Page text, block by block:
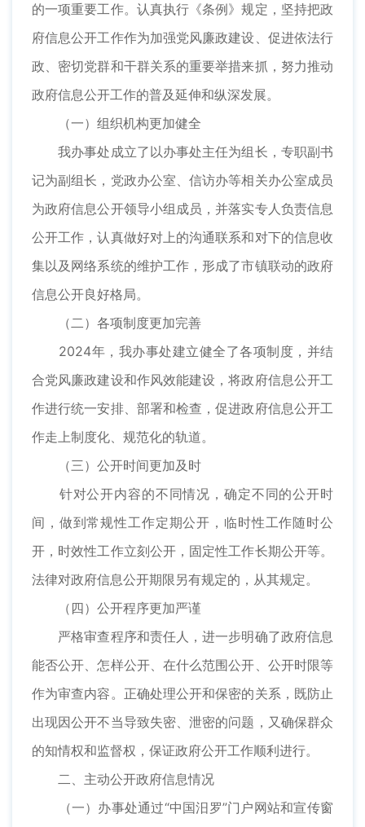
的一项重要工作。认真执行《条例》规定，坚持把政
府信息公开工作作为加强党风廉政建设、促进依法行
政、密切党群和干群关系的重要举措来抓，努力推动
政府信息公开工作的普及延伸和纵深发展。
（一）组织机构更加健全
我办事处成立了以办事处主任为组长，专职副书
记为副组长，党政办公室、信访办等相关办公室成员
为政府信息公开领导小组成员，并落实专人负责信息
公开工作，认真做好对上的沟通联系和对下的信息收
集以及网络系统的维护工作，形成了市镇联动的政府
信息公开良好格局。
（二）各项制度更加完善
2024年，我办事处建立健全了各项制度，并结
合党风廉政建设和作风效能建设，将政府信息公开工
作进行统一安排、部署和检查，促进政府信息公开工
作走上制度化、规范化的轨道。
（三）公开时间更加及时
针对公开内容的不同情况，确定不同的公开时
间，做到常规性工作定期公开，临时性工作随时公
开，时效性工作立刻公开，固定性工作长期公开等。
法律对政府信息公开期限另有规定的，从其规定。
（四）公开程序更加严谨
严格审查程序和责任人，进一步明确了政府信息
能否公开、怎样公开、在什么范围公开、公开时限等
作为审查内容。正确处理公开和保密的关系，既防止
出现因公开不当导致失密、泄密的问题，又确保群众
的知情权和监督权，保证政府公开工作顺利进行。
二、主动公开政府信息情况
（一）办事处通过“中国汨罗”门户网站和宣传窗